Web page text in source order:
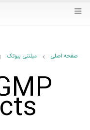
صفحه اصلی میلتنی بیوتک